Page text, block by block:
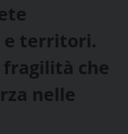
e territori.
fragilità che
nelle